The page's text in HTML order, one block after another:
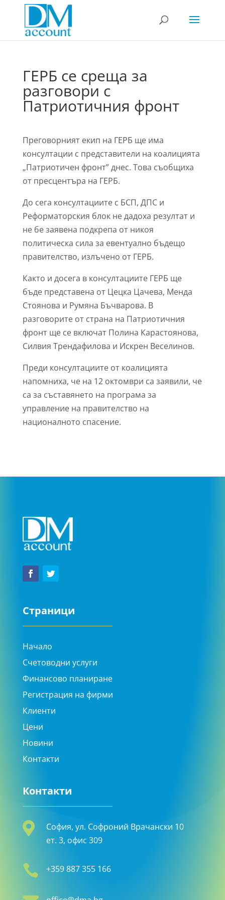
ГЕРБ се среща за
разговори с
Патриотичния фронт
Преговорният екип на ГЕРБ ще има
консултации с представители на коалицията
„Патриотичен фронт” днес. Това съобщиха
от пресцентъра на ГЕРБ.
До сега консултациите с БСП, ДПС и
Реформаторския блок не дадоха резултат и
не бе заявена подкрепа от никоя
политическа сила за евентуално бъдещо
правителство, излъчено от ГЕРБ.
Както и досега в консултациите ГЕРБ ще
бъде представена от Цецка Цачева, Менда
Стоянова и Румяна Бъчварова. В
разговорите от страна на Патриотичния
фронт ще се включат Полина Карастоянова,
Силвия Трендафилова и Искрен Веселинов.
Преди консултациите от коалицията
напомниха, че на 12 октомври са заявили, че
са за съставянето на програма за
управление на правителство на
националното спасение.
Страници
Начало
Счетоводни услуги
Финансово планиране
Регистрация на фирми
Клиенти
Цени
Новини
Контакти
Контакти

София, ул. Софроний Врачански 10
ет. 3, офис 309
 +359 887 355 166